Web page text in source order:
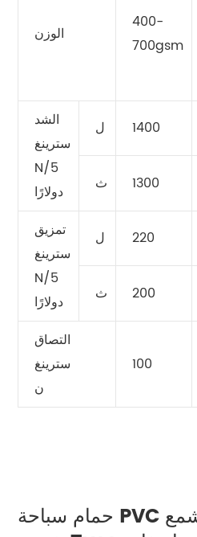
الوزن
400-
700gsm
الشد
سترينغ
N/5
دولارًا
ل 1400
ث 1300
تمزيق
سترينغ
N/5
دولارًا
ل 220
ث 200
التصاق
سترينغ
ن
100
حمام سباحة PVC القماش المشمع